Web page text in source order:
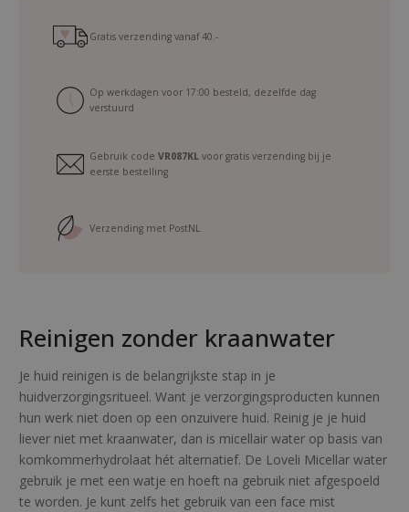
e
a
a
n
t
a
l
Gratis verzending vanaf40.-
Op werkdagen voor 17:00 besteld, dezelfde dag
verstuurd
Gebruik code VR087KL voor gratis verzending bij je
eerste bestelling
Verzending met PostNL
Reinigen zonder kraanwater
Je huid reinigen is de belangrijkste stap in je
huidverzorgingsritueel. Want je verzorgingsproducten kunnen
hun werk niet doen op een onzuivere huid. Reinig je je huid
liever niet met kraanwater, dan is micellair water op basis van
komkommerhydrolaat hét alternatief. De Loveli Micellar water
gebruik je met een watje en hoeft na gebruik niet afgespoeld
te worden. Je kunt zelfs het gebruik van een face mist